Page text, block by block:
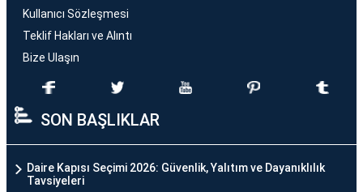
Kullanıcı Sözleşmesi
Teklif Hakları ve Alıntı
Bize Ulaşın
SON BAŞLIKLAR
Daire Kapısı Seçimi 2026: Güvenlik, Yalıtım ve Dayanıklılık
Tavsiyeleri